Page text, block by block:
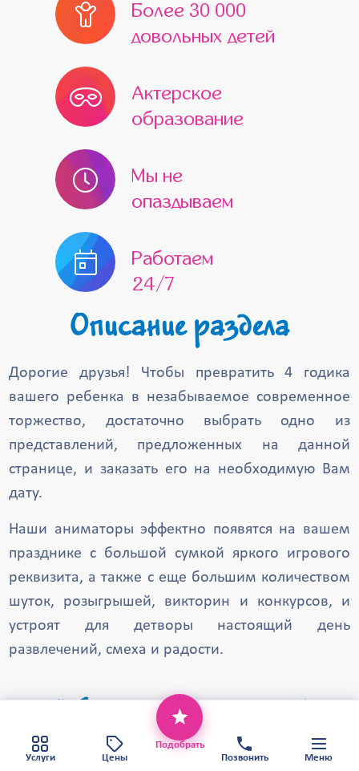
Красноармейск
Краснознаменск
Ликино-Дулёво
Лосино-Петровский
Луховицы
Наро-Фоминск
Нахабино
Одинцово
Орехово-Зуево
Пересвет
Протвино
Руза
Сергиев Посад
Электроугли
Электросталь
Электрогорск
Шатура
Чехов
Щербинка
Черноголовка
Солнечногорск
Ступино
Серпухов Яхрома
Более 30 000
довольных детей
Актерское
образование
Мы не
опаздываем
Работаем
24/7
Описание раздела
Дорогие друзья! Чтобы превратить 4 годика
вашего ребенка в незабываемое современное
торжество, достаточно выбрать одно из
представлений, предложенных на данной
странице, и заказать его на необходимую Вам
дату.
Наши аниматоры эффектно появятся на вашем
празднике с большой сумкой яркого игрового
реквизита, а также с еще большим количеством
шуток, розыгрышей, викторин и конкурсов, и
устроят для детворы настоящий день
развлечений, смеха и радости.
Обратите внимание!
Этот веб-сайт использует файлы cookie,
чтобы обеспечить вам наилучший сервис.
Политика конфиденциальности
Карта сайта
Хорошо
Услуги Цены
Подобрать
Позвонить
Меню